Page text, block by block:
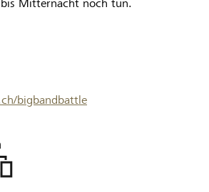
Mitternacht noch tun.
bigbandbattle
www.lokalhelden.ch/